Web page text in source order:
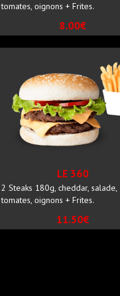
tomates, oignons + Frites.
8.00€
LE 360
2 Steaks 180g, cheddar, salade,
tomates, oignons + Frites.
11.50€